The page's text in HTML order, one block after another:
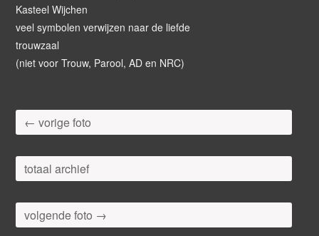
Kasteel Wijchen
veel symbolen verwijzen naar de liefde
trouwzaal
(niet voor Trouw, Parool, AD en NRC)
← vorige foto
totaal archief
volgende foto →